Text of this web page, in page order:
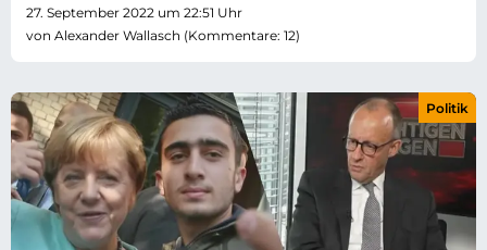
27. September 2022 um 22:51 Uhr
von Alexander Wallasch (Kommentare: 12)
Politik